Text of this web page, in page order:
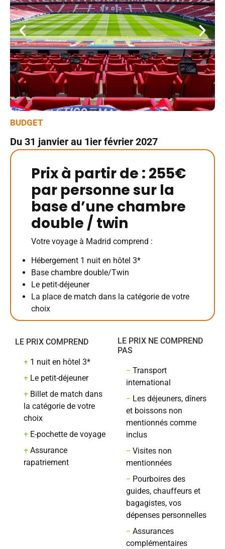
BUDGET
Du 31 janvier au 1ier février 2027
Prix à partir de : 255€
par personne sur la
base d’une chambre
double / twin
Votre voyage à Madrid comprend :
Hébergement 1 nuit en hôtel 3*
Base chambre double/Twin
Le petit-déjeuner
La place de match dans la catégorie de votre
choix
LE PRIX COMPREND
+ 1 nuit en hôtel 3*
+ Le petit-déjeuner
+ Billet de match dans
la catégorie de votre
choix
+ E-pochette de voyage
+ Assurance
rapatriement
LE PRIX NE COMPREND
PAS
−Transport
international
− Les déjeuners, dîners
et boissons non
mentionnés comme
inclus
−Visites non
mentionnées
− Pourboires des
guides, chauffeurs et
bagagistes, vos
dépenses personnelles
−Assurances
complémentaires